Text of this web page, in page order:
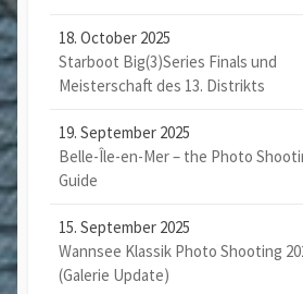
18. October 2025
Starboot Big(3)Series Finals und
Meisterschaft des 13. Distrikts
19. September 2025
Belle-Île-en-Mer – the Photo
Guide
15. September 2025
Wannsee Klassik Photo Shooting
(Galerie Update)